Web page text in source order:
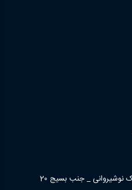
نوشیروانی _ جنب بسیج 20